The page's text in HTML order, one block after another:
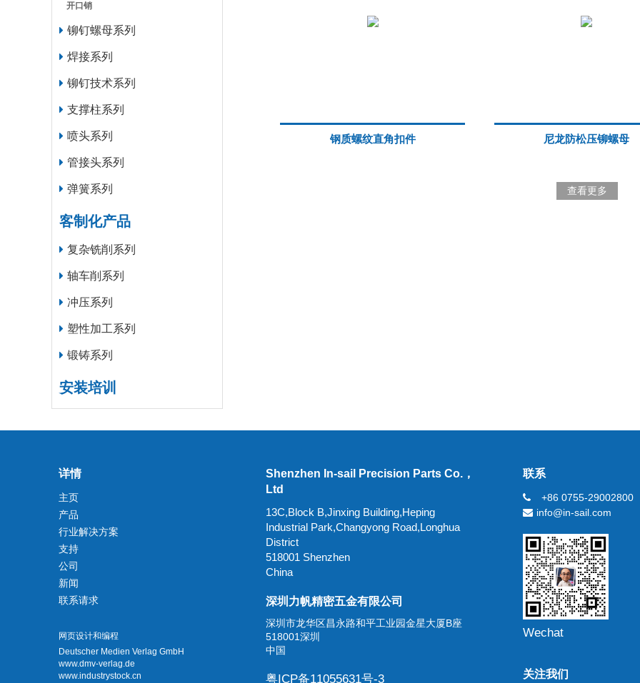
开口销
铆钉螺母系列
焊接系列
铆钉技术系列
支撑柱系列
喷头系列
管接头系列
弹簧系列
客制化产品
复杂铣削系列
轴车削系列
冲压系列
塑性加工系列
锻铸系列
安装培训
钢质螺纹直角扣件 尼龙防松压铆螺母
查看更多
详情
主页
产品
行业解决方案
支持
公司
新闻
联系请求
网页设计和编程
Deutscher Medien Verlag GmbH
www.dmv-verlag.de
www.industrystock.cn
Shenzhen In-sail Precision Parts Co.，
Ltd
13C,Block B,Jinxing Building,Heping
Industrial Park,Changyong Road,Longhua
District
518001 Shenzhen
China
深圳力帆精密五金有限公司
深圳市龙华区昌永路和平工业园金星大厦B座
518001深圳
中国
粤ICP备11055631号-3
联系
+86 0755-29002800
info@in-sail.com
Wechat
关注我们